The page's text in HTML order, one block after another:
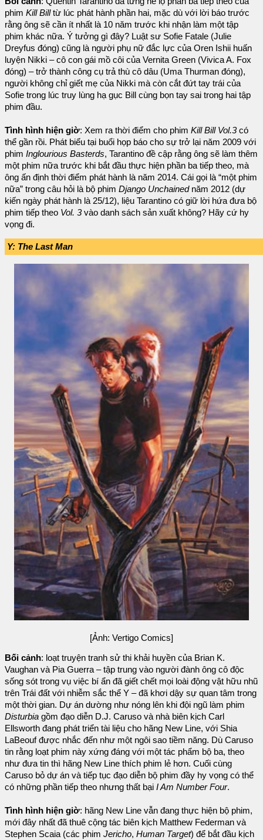
phim Kill Billtừ lúc phát hành phần hai, mặc dù với lời báo trước
rằng ông sẽ cần ít nhất là 10 năm trước khi nhận làm một tập
phim khác nữa. Ý tưởng gì đây? Luật sư Sofie Fatale (Julie
Dreyfus đóng) cũng là người phụ nữ đắc lực của Oren Ishii huấn
luyện Nikki – cô con gái mồ côi của Vernita Green (Vivica A. Fox
đóng) – trở thành công cụ trả thù cô dâu (Uma Thurman đóng),
người không chỉ giết mẹ của Nikki mà còn cắt đứt tay trái của
Sofie trong lúc truy lùng hạ gục Bill cùng bọn tay sai trong hai tập
phim đầu.
Tình hình hiện giờ: Xem ra thời điểm cho phim Kill Bill Vol.3có
thể gần rồi. Phát biểu tại buổi họp báo cho sự trở lại năm 2009 với
phim Inglourious Basterds, Tarantino đề cập rằng ông sẽ làm thêm
một phim nữa trước khi bắt đầu thực hiện phần ba tiếp theo, mà
ông ấn định thời điểm phát hành là năm 2014. Cái gọi là “một phim
nữa” trong câu hỏi là bộ phim Django Unchainednăm 2012 (dự
kiến ngày phát hành là 25/12), liệu Tarantino có giữ lời hứa đưa bộ
phim tiếp theo Vol. 3vào danh sách sản xuất không? Hãy cứ hy
vọng đi.
Y: The Last Man
[Ảnh: Vertigo Comics]
Bối cảnh: loạt truyện tranh sử thi khải huyền của Brian K.
Vaughan và Pia Guerra – tập trung vào người đành ông cô độc
sống sót trong vụ việc bí ẩn đã giết chết mọi loài động vật hữu nhũ
trên Trái đất với nhiễm sắc thể Y – đã khơi dậy sự quan tâm trong
một thời gian. Dự án dường như nóng lên khi đội ngũ làm phim
Disturbia gồm đạo diễn D.J. Caruso và nhà biên kịch Carl
Ellsworth đang phát triển tài liệu cho hãng New Line, với Shia
LaBeouf được nhắc đến như một ngôi sao tiềm năng. Dù Caruso
tin rằng loạt phim này xứng đáng với một tác phẩm bộ ba, theo
như đưa tin thì hãng New Line thích phim lẻ hơn. Cuối cùng
Caruso bỏ dự án và tiếp tục đạo diễn bộ phim đầy hy vọng có thể
có những phần tiếp theo nhưng thất bại I Am Number Four.
Tình hình hiện giờ: hãng New Line vẫn đang thực hiện bộ phim,
mới đây nhất đã thuê cộng tác biên kịch Matthew Federman và
Stephen Scaia (các phim Jericho, Human Target) để bắt đầu kịch